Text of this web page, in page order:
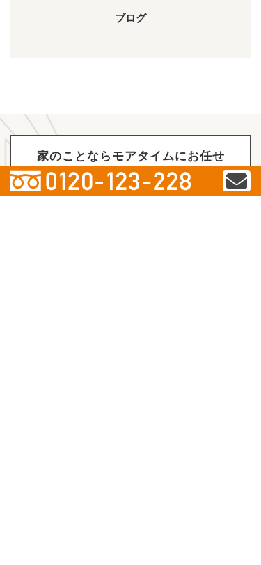
ブログ
家のことならモアタイムにお任せ
無料相談受付中